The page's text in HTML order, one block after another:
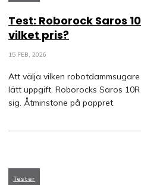
Test: Roborock Saros
vilket pris?
15 FEB, 2026
Att välja vilken
lätt uppgift. Roborocks Saros
sig. Åtminstone på pappret.
Tester